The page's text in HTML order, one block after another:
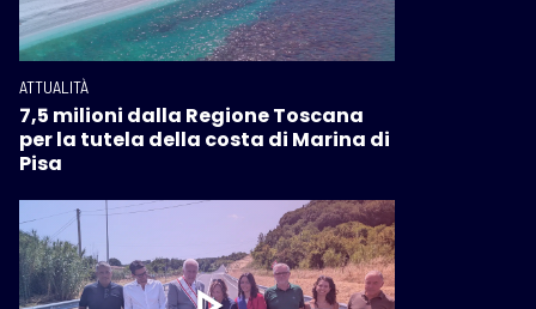
ATTUALITÀ
7,5 milioni dalla Regione Toscana
per la tutela della costa di Marina di
Pisa